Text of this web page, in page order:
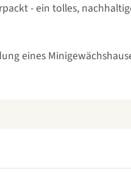
- ein tolles,
eines